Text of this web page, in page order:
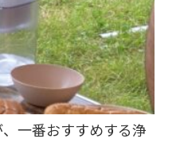
一番おすすめする浄